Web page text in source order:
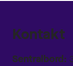
Kontakt
Sentralbord: